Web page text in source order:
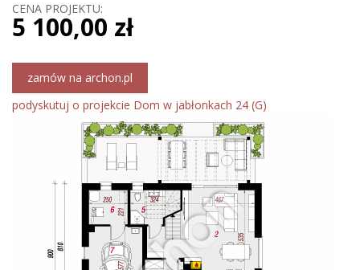
CENA PROJEKTU:
5 100,00 zł
zamów na archon.pl
podyskutuj o projekcie Dom w jabłonkach 24 (G)